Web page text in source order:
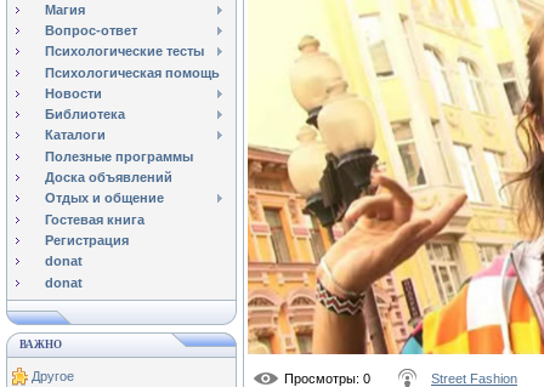
Магия
Вопрос-ответ
Психологические тесты
Психологическая помощь
Новости
Библиотека
Каталоги
Полезные программы
Доска объявлений
Отдых и общение
Гостевая книга
Регистрация
donat
donat
ВАЖНО
Другое
Просмотры: 0 Street Fashion